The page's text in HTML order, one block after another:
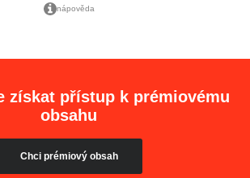
nápověda
získat přístup k prémiovému
obsahu
Chci prémiový obsah